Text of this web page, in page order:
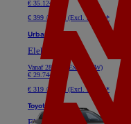
€ 35.124
€ 399 /maand (Excl. BTW) *
Urban Cruiser
Elektrisch
Vanaf28.091 (Excl. BTW)
€ 29.744
€ 319 /maand (Excl. BTW) *
Toyota bZ4X